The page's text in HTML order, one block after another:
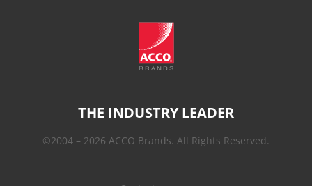
THE INDUSTRY LEADER
©2004 – 2026 ACCO Brands. All Rights Reserved.